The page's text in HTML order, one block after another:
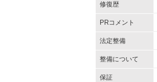
修復歴
PRコメント
法定整備
整備について
保証